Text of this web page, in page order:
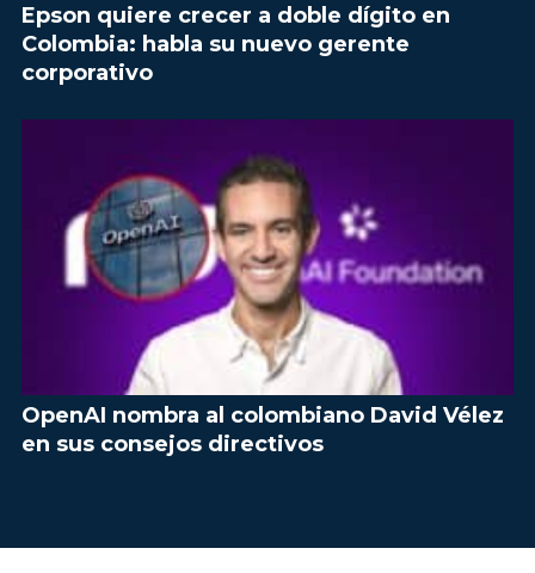
Epson quiere crecer a doble dígito en
Colombia: habla su nuevo gerente
corporativo
OpenAI nombra al colombiano David Vélez
en sus consejos directivos